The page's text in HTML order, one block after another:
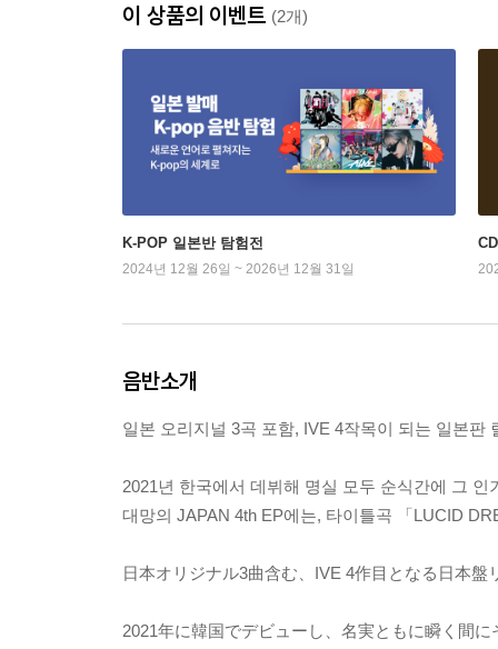
이 상품의 이벤트 (2개)
K-POP 일본반 탐험전
2024년 12월 26일 ~ 2026년 12월 31일
음반소개
일본 오리지널 3곡 포함, IVE 4작목이 되는 일본판
2021년 한국에서 데뷔해 명실 모두 순식간에 그
대망의 JAPAN 4th EP에는, 타이틀곡 「LUCID
日本オリジナル3曲含む、IVE 4作目となる日本盤
2021年に韓国でデビューし、名実ともに瞬く間